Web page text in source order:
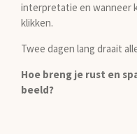
interpretatie en wanneer
klikken.
Twee dagen lang draait
Hoe breng je rust en
beeld?